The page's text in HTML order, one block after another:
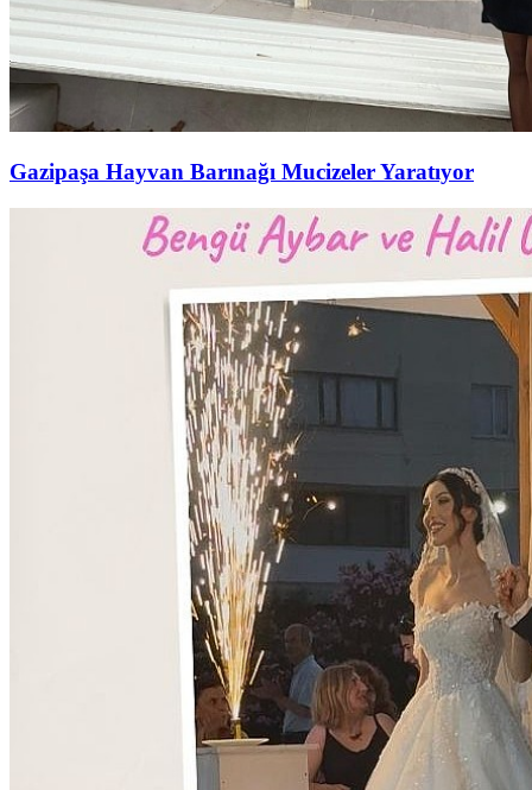
Gazipaşa Hayvan Barınağı Mucizeler Yaratıyor